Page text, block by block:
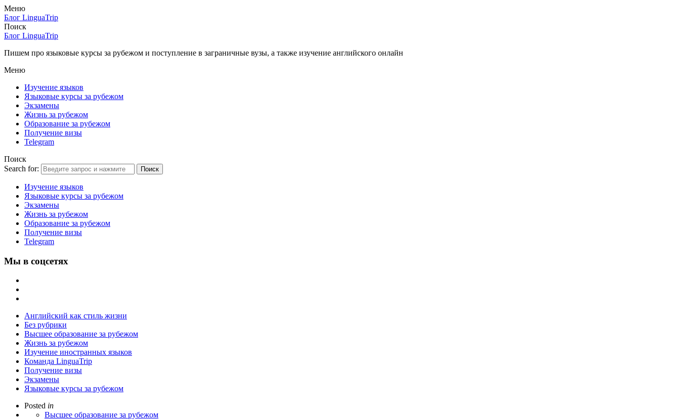
Меню
Блог LinguaTrip
Поиск
Блог LinguaTrip
Пишем про языковые курсы за рубежом и поступление в заграничные вузы, а также изучение английского онлайн
Меню
Изучение языков
Языковые курсы за рубежом
Экзамены
Жизнь за рубежом
Образование за рубежом
Получение визы
Telegram
Поиск
Search for:
Поиск
Изучение языков
Языковые курсы за рубежом
Экзамены
Жизнь за рубежом
Образование за рубежом
Получение визы
Telegram
Мы в соцсетях
Английский как стиль жизни
Без рубрики
Высшее образование за рубежом
Жизнь за рубежом
Изучение иностранных языков
Команда LinguaTrip
Получение визы
Экзамены
Языковые курсы за рубежом
Posted in
Высшее образование за рубежом